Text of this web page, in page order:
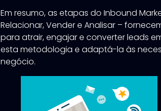
Em resumo, as etapas do Inbound
Relacionar, Vender e Analisar –
para atrair, engajar e converter leads
esta metodologia e adaptá-la às
negócio.